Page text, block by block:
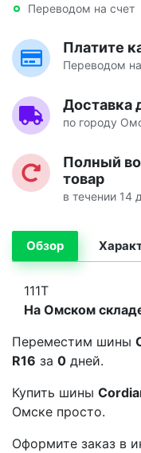
Переводом на счет
Платите
Переводом
Доставка
по городу
Полный
товар
в течении 14
Обзор
111T
На Омском
Переместим шины
R16 за 0 дней.
Купить шины
Омске просто.
Оформите заказ в